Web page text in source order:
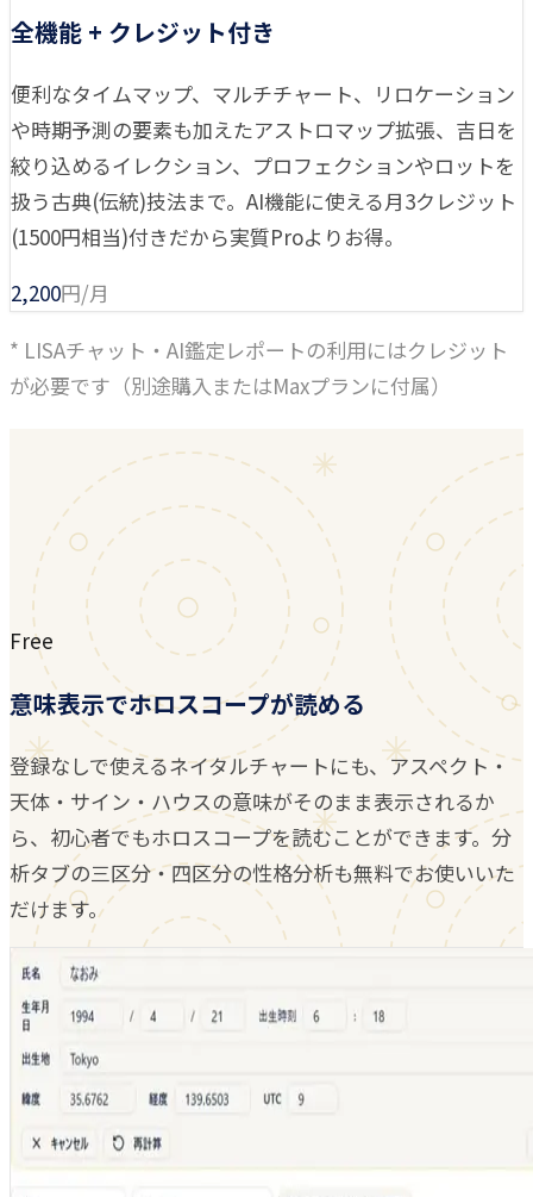
全機能 + クレジット付き
便利なタイムマップ、マルチチャート、リロケーション
や時期予測の要素も加えたアストロマップ拡張、吉日を
絞り込めるイレクション、プロフェクションやロットを
扱う古典(伝統)技法まで。AI機能に使える月3クレジット
(1500円相当)付きだから実質Proよりお得。
2,200円/月
* LISAチャット・AI鑑定レポートの利用にはクレジット
が必要です（別途購入またはMaxプランに付属）
Free
意味表示でホロスコープが読める
登録なしで使えるネイタルチャートにも、アスペクト・
天体・サイン・ハウスの意味がそのまま表示されるか
ら、初心者でもホロスコープを読むことができます。分
析タブの三区分・四区分の性格分析も無料でお使いいた
だけます。